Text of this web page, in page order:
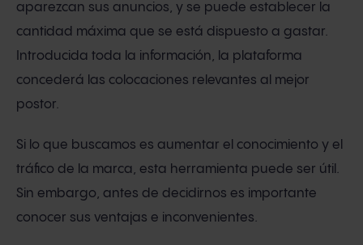
aparezcan sus anuncios, y se puede establecer la
cantidad máxima que se está dispuesto a gastar.
Introducida toda la información, la plataforma
concederá las colocaciones relevantes al mejor
postor.
Si lo que buscamos es aumentar el conocimiento y el
tráfico de la marca, esta herramienta puede ser útil.
Sin embargo, antes de decidirnos es importante
conocer sus ventajas e inconvenientes.